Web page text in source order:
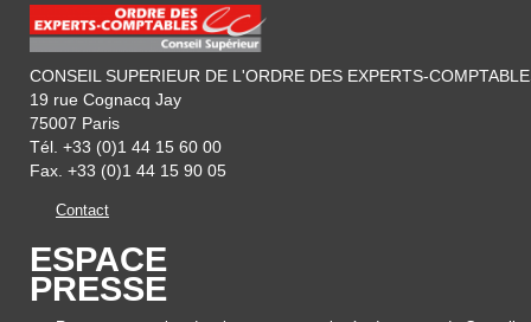
CONSEIL SUPERIEUR DE L'ORDRE DES EXPERTS-
19 rue Cognacq Jay
75007 Paris
Tél. +33 (0)1 44 15 60 00
Fax. +33 (0)1 44 15 90 05
Contact
ESPACE
PRESSE